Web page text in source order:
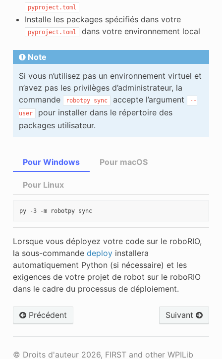
pyproject.toml
Installe les packages spécifiés dans votre
pyproject.toml dans votre environnement local
Note
Si vous n’utilisez pas un environnement virtuel et
n’avez pas les privilèges d’administrateur, la
commande
robotpy sync accepte l’argument
--
user
pour installer dans le répertoire des
packages utilisateur.
Pour Windows
py -3 -m robotpy sync
Pour macOS
Pour Linux
Lorsque vous déployez votre code sur le roboRIO,
la sous-commande deployinstallera
automatiquement Python (si nécessaire) et les
exigences de votre projet de robot sur le roboRIO
dans le cadre du processus de déploiement.
Précédent Suivant
© Droits d'auteur 2026, FIRST and other WPILib